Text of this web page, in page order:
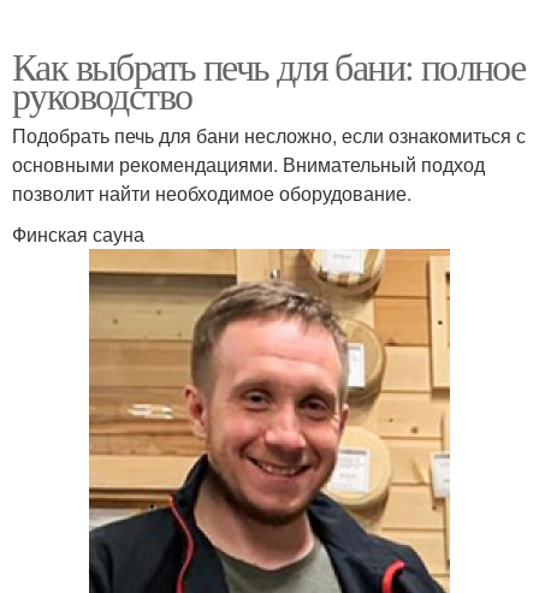
Как выбрать печь для бани: полное
руководство
Подобрать печь для бани несложно, если ознакомиться с
основными рекомендациями. Внимательный подход
позволит найти необходимое оборудование.
Финская сауна